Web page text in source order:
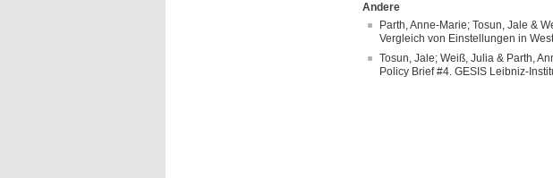
Andere
Parth, Anne-Marie; Tosun, Jale &
Vergleich von Einstellungen in
Tosun, Jale; Weiß, Julia & Parth,
Policy Brief #4. GESIS Leibniz-